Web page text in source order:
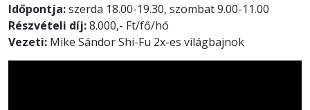
Időpontja:szerda 18.00-19.30, szombat 9.00-11.00
Részvételi díj:8.000,- Ft/fő/hó
Vezeti: Mike Sándor Shi-Fu 2x-es világbajnok